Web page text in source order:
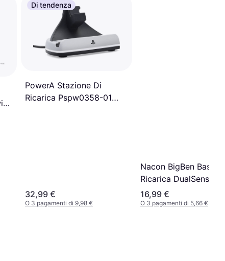
Di tendenza
PowerA Stazione Di
Ricarica Pspw0358-01
32,99 €
O 3 pagamenti di 9,98 €
Nacon BigBen Base di
Ricarica DualSense
PS5
16,99 €
O 3 pagamenti di 5,66 €